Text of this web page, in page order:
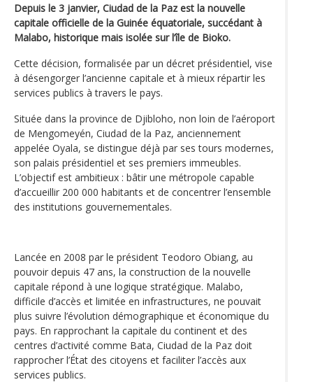
Depuis le 3 janvier, Ciudad de la Paz est la nouvelle
capitale officielle de la Guinée équatoriale, succédant à
Malabo, historique mais isolée sur l’île de Bioko.
Cette décision, formalisée par un décret présidentiel, vise
à désengorger l’ancienne capitale et à mieux répartir les
services publics à travers le pays.
Située dans la province de Djibloho, non loin de l’aéroport
de Mengomeyén, Ciudad de la Paz, anciennement
appelée Oyala, se distingue déjà par ses tours modernes,
son palais présidentiel et ses premiers immeubles.
L’objectif est ambitieux : bâtir une métropole capable
d’accueillir 200 000 habitants et de concentrer l’ensemble
des institutions gouvernementales.
Lancée en 2008 par le président Teodoro Obiang, au
pouvoir depuis 47 ans, la construction de la nouvelle
capitale répond à une logique stratégique. Malabo,
difficile d’accès et limitée en infrastructures, ne pouvait
plus suivre l’évolution démographique et économique du
pays. En rapprochant la capitale du continent et des
centres d’activité comme Bata, Ciudad de la Paz doit
rapprocher l’État des citoyens et faciliter l’accès aux
services publics.